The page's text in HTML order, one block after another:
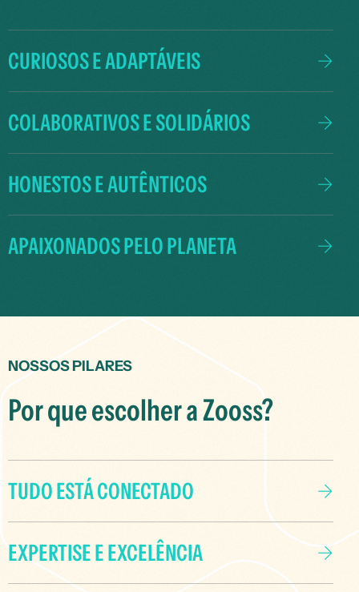
CURIOSOS E ADAPTÁVEIS
COLABORATIVOS E SOLIDÁRIOS
HONESTOS E AUTÊNTICOS
APAIXONADOS PELO PLANETA
NOSSOS PILARES
Por que escolher a Zooss?
TUDO ESTÁ CONECTADO
EXPERTISE E EXCELÊNCIA